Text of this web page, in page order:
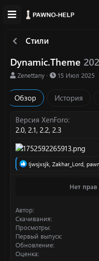
Стили
Dynamic.Theme
А
т
о
Zenettany
Д
а
о
з
а
н
и
15 Июл 2025
Обзор История
Версия XenForo
2.0 2.1 2.2 2.3
Р
и
:
Ijwsjxsjk, Zakhar_Lord,
Нет прав
Автор
Скачивания
Просмотры
Первый выпуск
Обновление
Оценка